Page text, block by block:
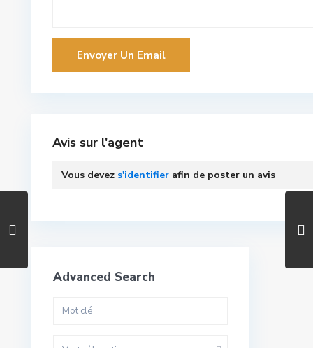
Avis sur l'agent
Vous devez s'identifier afin de poster un avis
Advanced Search